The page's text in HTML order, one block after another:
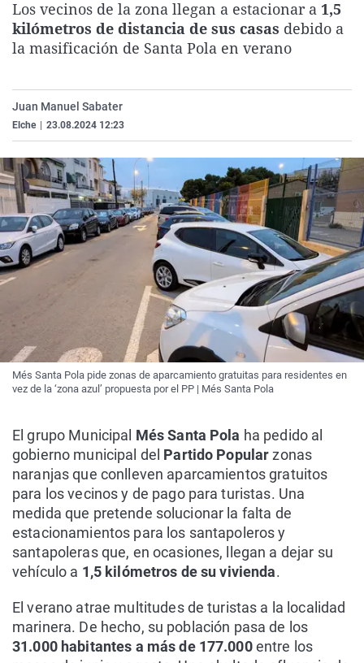
La rosa de los vientos
Gente viajera
Caso
Retornados
Extremadura
Galicia
Virales
Televisión
Los vecinos de la zona llegan a estacionar a 1,5
kilómetros de distancia de sus casas debido a
la masificación de Santa Pola en verano
Juan Manuel Sabater
Elche 23.08.2024 12:23
Més Santa Pola pide zonas de aparcamiento gratuitas para residentes en
vez de la ‘zona azul’ propuesta por el PP | Més Santa Pola
El grupo Municipal Més Santa Pola ha pedido al
gobierno municipal del Partido Popularzonas
naranjas que conlleven aparcamientos gratuitos
para los vecinos y de pago para turistas. Una
medida que pretende solucionar la falta de
estacionamientos para los santapoleros y
santapoleras que, en ocasiones, llegan a dejar su
vehículo a 1,5 kilómetros de su vivienda.
El verano atrae multitudes de turistas a la localidad
marinera. De hecho, su población pasa de los
31.000 habitantes a más de 177.000entre los